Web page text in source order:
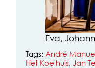
Eva,
Tags: André
Het Koelhuis, Jan